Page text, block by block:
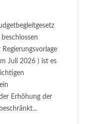
Juli 2026 ) ist es
Erhöhung der